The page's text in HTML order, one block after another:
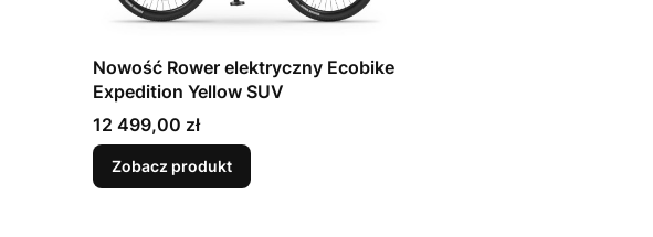
Nowość Rower elektryczny Ecobike
Expedition Yellow SUV
Cena
12 499,00 zł
Zobacz produkt